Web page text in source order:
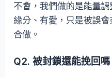
不會，我們做的是能量
緣分、有愛，只是被誤
合做。
Q2. 被封鎖還能挽回嗎